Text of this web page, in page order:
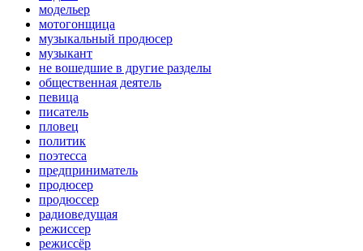
модельер
мотогонщица
музыкальный продюсер
музыкант
не вошедшие в другие разделы
общественная деятель
певица
писатель
пловец
политик
поэтесса
предприниматель
продюсер
продюссер
радиоведущая
режиссер
режиссёр